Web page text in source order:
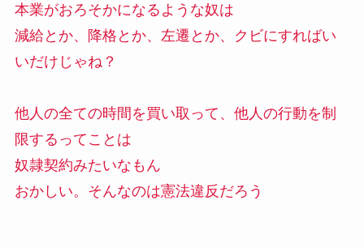
本業がおろそかになるような奴は
減給とか、降格とか、左遷とか、クビにすればい
いだけじゃね？
他人の全ての時間を買い取って、他人の行動を制
限するってことは
奴隷契約みたいなもん
おかしい。そんなのは憲法違反だろう